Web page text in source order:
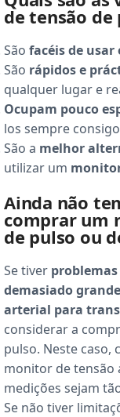
de tensão
São facéis de usar
São rápidos e
qualquer lugar e
Ocupam pouco
los sempre
São a melhor
utilizar um
Ainda não
comprar um
de pulso ou
Se tiver
demasiado
arterial para
considerar a
pulso. Neste caso,
monitor de tensão
medições sejam
Se não tiver